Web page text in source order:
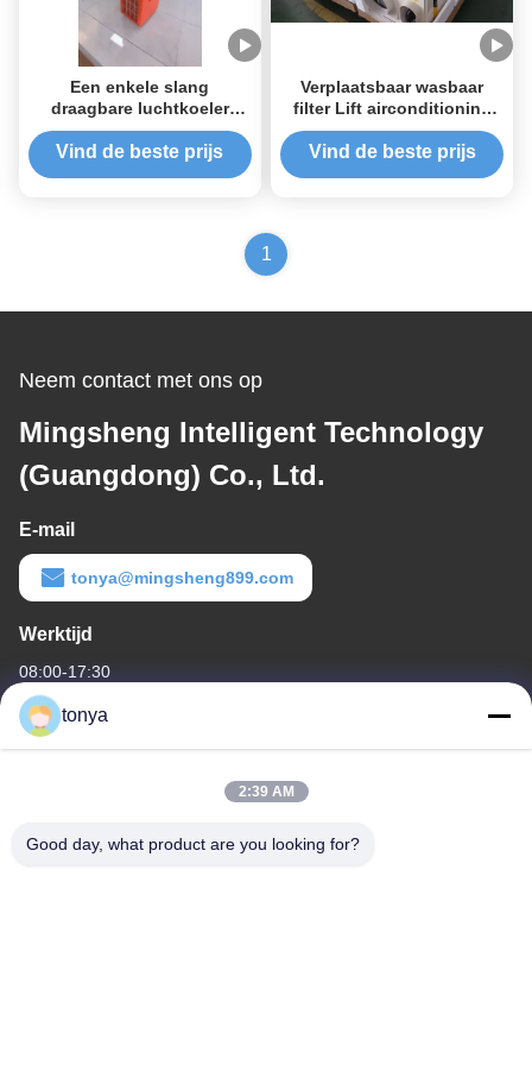
Een enkele slang
draagbare luchtkoeler
veelzijdig en efficiënt voor
wisselstroomtoevoer
Vind de beste prijs
Verplaatsbaar wasbaar
filter Lift airconditioning
voor hoogbouw
Vind de beste prijs
1
Neem contact met ons op
Mingsheng Intelligent Technology
(Guangdong) Co., Ltd.
E-mail
tonya@mingsheng899.com
Werktijd
08:00-17:30
Ons adres
Eén van Nee.2, Wende Fourth Street, High-tech Industrial
tonya
2:39 AM
Good day, what product are you looking for?